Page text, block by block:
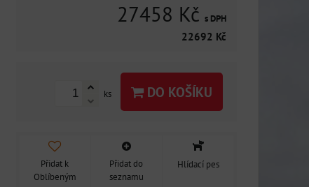
27458 Kč s DPH
22692 Kč
ks DO KOŠÍKU
Přidat k
Oblíbeným
Přidat do
seznamu
Hlídací pes